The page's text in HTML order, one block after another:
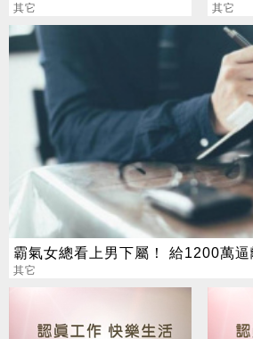
後股價跌1.6%
其它
息預
其它
霸氣女總看上男下屬！ 給1200萬
其它